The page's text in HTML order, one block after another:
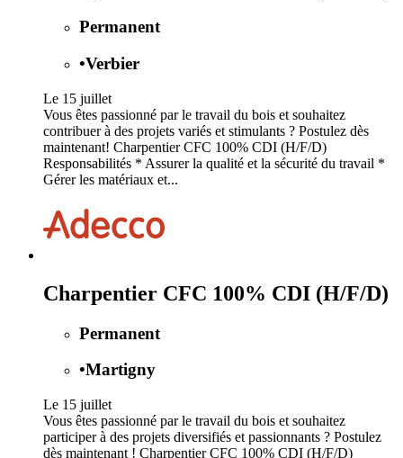
Permanent
•Verbier
Le 15 juillet
Vous êtes passionné par le travail du bois et souhaitez
contribuer à des projets variés et stimulants ? Postulez dès
maintenant! Charpentier CFC 100% CDI (H/F/D)
Responsabilités * Assurer la qualité et la sécurité du travail *
Gérer les matériaux et...
Charpentier CFC 100% CDI (H/F/D)
Permanent
•Martigny
Le 15 juillet
Vous êtes passionné par le travail du bois et souhaitez
participer à des projets diversifiés et passionnants ? Postulez
dès maintenant ! Charpentier CFC 100% CDI (H/F/D)